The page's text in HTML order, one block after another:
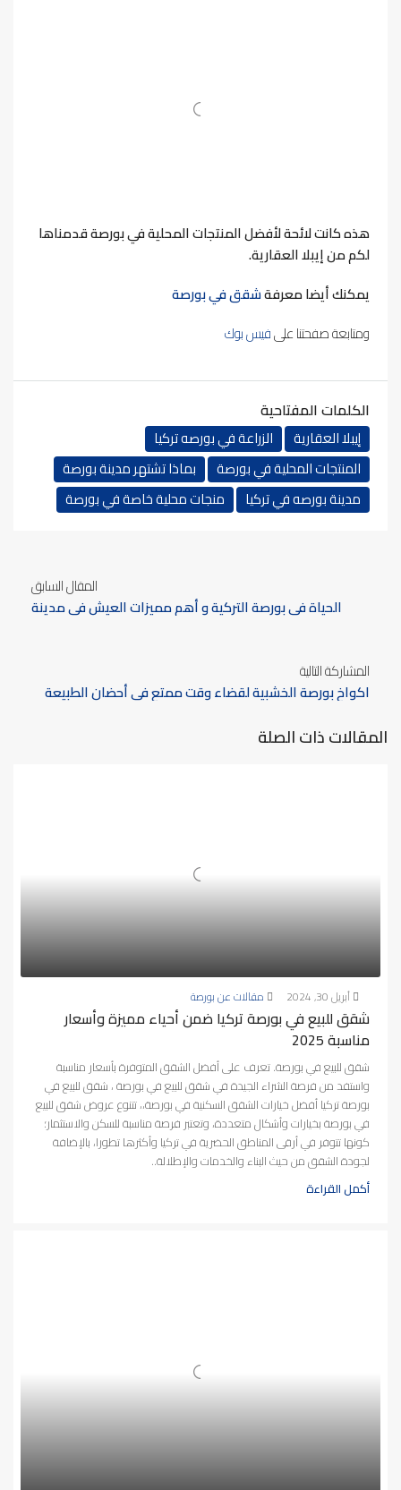
هذه كانت لائحة لأفضل المنتجات المحلية في بورصة قدمناها
لكم من إيبلا العقارية.
يمكنك أيضا معرفةشقق في بورصة
ومتابعة صفحتنا علىفيس بوك
الكلمات المفتاحية
إيبلا العقارية
الزراعة في بورصه تركيا
المنتجات المحلية في بورصة
بماذا تشتهر مدينة بورصة
مدينة بورصه في تركيا
منجات محلية خاصة في بورصة
المقال السابق
الحياة في بورصة التركية و أهم مميزات العيش في مدينة
المشاركة التالية
اكواخ بورصة الخشبية لقضاء وقت ممتع في أحضان الطبيعة
المقالات ذات الصلة
أبريل 30, 2024 مقالات عن بورصة
شقق للبيع في بورصة تركيا ضمن أحياء مميزة وأسعار
مناسبة 2025
شقق للبيع في بورصة. تعرف على أفضل الشقق المتوفرة بأسعار مناسبة
واستفد من فرصة الشراء الجيدة في شقق للبيع في بورصة ، شقق للبيع في
بورصة تركيا أفضل خيارات الشقق السكنية في بورصة،، تتنوع عروض شقق للبيع
في بورصة بخيارات وأشكال متعددة، وتعتبر فرصة مناسبة للسكن والاستثمار؛
كونها تتوفر في أرقى المناطق الحضرية في تركيا وأكثرها تطورا، بالإضافة
لجودة الشقق من حيث البناء والخدمات والإطلالة..
أكمل القراءة